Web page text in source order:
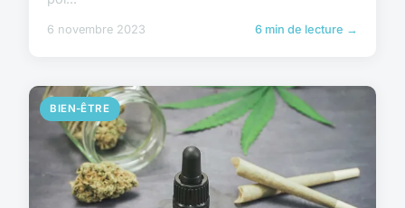
6 novembre 2023 6 min de lecture →
BIEN-ÊTRE